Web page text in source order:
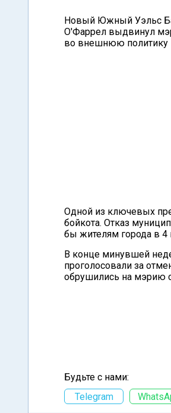
Новый Южный Уэльс
О'Фаррел выдвинул
во внешнюю политику
Одной из ключевых
бойкота. Отказ
бы жителям города в 4
В конце минувшей
проголосовали за
обрушились на мэрию
Будьте с нами:
Telegram